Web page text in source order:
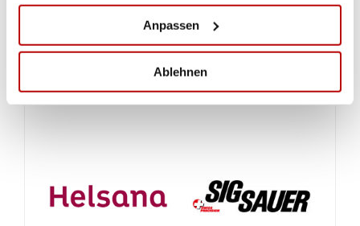
Anpassen
Ablehnen
VOIR LA GALERIE